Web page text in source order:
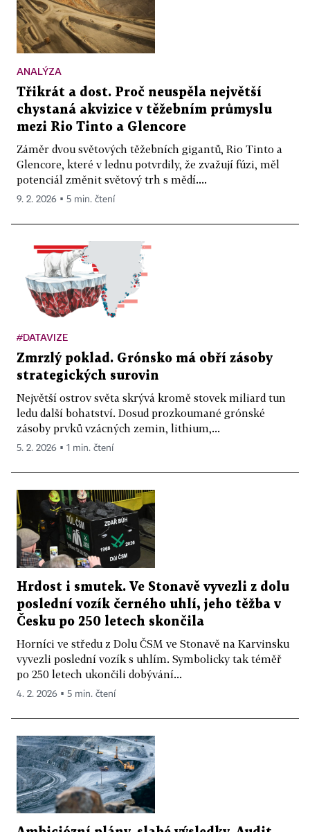
ANALÝZA
Třikrát a dost. Proč neuspěla největší
chystaná akvizice v těžebním průmyslu
mezi Rio Tinto a Glencore
Záměr dvou světových těžebních gigantů, Rio Tinto a
Glencore, které v lednu potvrdily, že zvažují fúzi, měl
potenciál změnit světový trh s mědí....
9. 2. 2026 ▪ 5 min. čtení
#DATAVIZE
Zmrzlý poklad. Grónsko má obří zásoby
strategických surovin
Největší ostrov světa skrývá kromě stovek miliard tun
ledu další bohatství. Dosud prozkoumané grónské
zásoby prvků vzácných zemin, lithium,...
5. 2. 2026 ▪ 1 min. čtení
Hrdost i smutek. Ve Stonavě vyvezli z dolu
poslední vozík černého uhlí, jeho těžba v
Česku po 250 letech skončila
Horníci ve středu z Dolu ČSM ve Stonavě na Karvinsku
vyvezli poslední vozík s uhlím. Symbolicky tak téměř
po 250 letech ukončili dobývání...
4. 2. 2026 ▪ 5 min. čtení